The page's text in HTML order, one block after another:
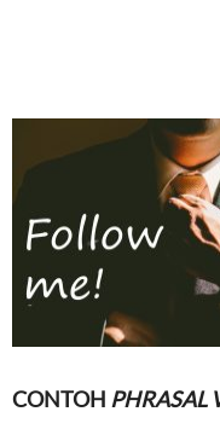
CONTOH PHRASAL